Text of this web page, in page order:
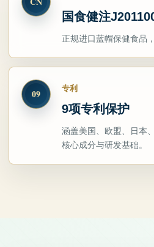
国食健注
正规进口蓝帽保健食品
09 专利
9项专利保护
涵盖美国、欧盟、日本
核心成分与研发基础。